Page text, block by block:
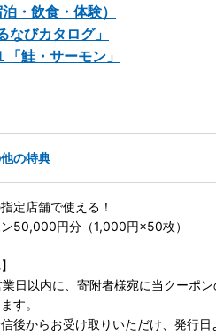
・飲食・体験）
びカタログ」
鮭・サーモン」
の特典
定店舗で使える！
50,000円分（1,000円×50枚）
日以内に、寄附者様宛に当クーポ
す。
後からお受け取りいただけ、発行